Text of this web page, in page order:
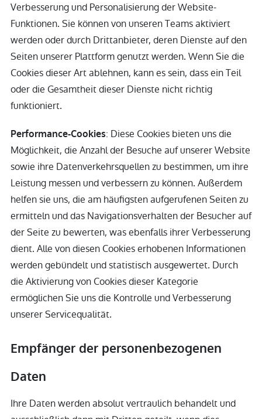
Verbesserung und Personalisierung der Website-
Funktionen. Sie können von unseren Teams aktiviert
werden oder durch Drittanbieter, deren Dienste auf den
Seiten unserer Plattform genutzt werden. Wenn Sie die
Cookies dieser Art ablehnen, kann es sein, dass ein Teil
oder die Gesamtheit dieser Dienste nicht richtig
funktioniert.
Performance-Cookies: Diese Cookies bieten uns die
Möglichkeit, die Anzahl der Besuche auf unserer Website
sowie ihre Datenverkehrsquellen zu bestimmen, um ihre
Leistung messen und verbessern zu können. Außerdem
helfen sie uns, die am häufigsten aufgerufenen Seiten zu
ermitteln und das Navigationsverhalten der Besucher auf
der Seite zu bewerten, was ebenfalls ihrer Verbesserung
dient. Alle von diesen Cookies erhobenen Informationen
werden gebündelt und statistisch ausgewertet. Durch
die Aktivierung von Cookies dieser Kategorie
ermöglichen Sie uns die Kontrolle und Verbesserung
unserer Servicequalität.
Empfänger der personenbezogenen
Daten
Ihre Daten werden absolut vertraulich behandelt und